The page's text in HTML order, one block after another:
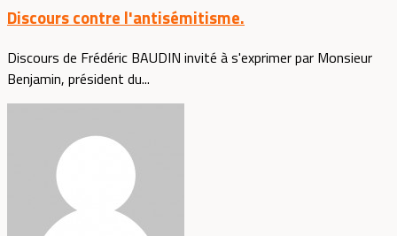
Discours contre l'antisémitisme.
Discours de Frédéric BAUDIN invité à s'exprimer par Monsieur
Benjamin, président du...